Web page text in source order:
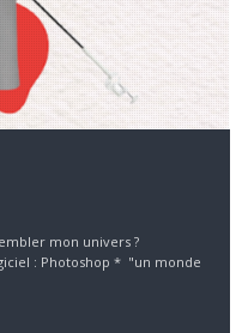
mon univers ?
: Photoshop * "un monde